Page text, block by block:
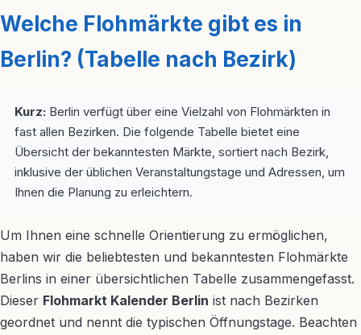
Welche Flohmärkte gibt es in
Berlin? (Tabelle nach Bezirk)
Kurz: Berlin verfügt über eine Vielzahl von Flohmärkten in
fast allen Bezirken. Die folgende Tabelle bietet eine
Übersicht der bekanntesten Märkte, sortiert nach Bezirk,
inklusive der üblichen Veranstaltungstage und Adressen, um
Ihnen die Planung zu erleichtern.
Um Ihnen eine schnelle Orientierung zu ermöglichen,
haben wir die beliebtesten und bekanntesten Flohmärkte
Berlins in einer übersichtlichen Tabelle zusammengefasst.
Dieser Flohmarkt Kalender Berlin ist nach Bezirken
geordnet und nennt die typischen Öffnungstage. Beachten